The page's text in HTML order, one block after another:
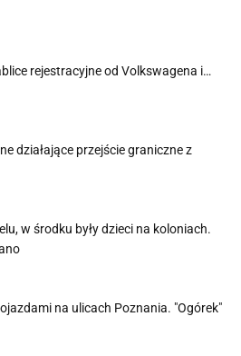
rejestracyjne od Volkswagena i…
działające przejście graniczne z
w środku były dzieci na koloniach.
na ulicach Poznania. "Ogórek"